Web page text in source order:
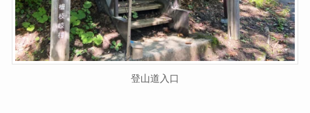
登山道入口